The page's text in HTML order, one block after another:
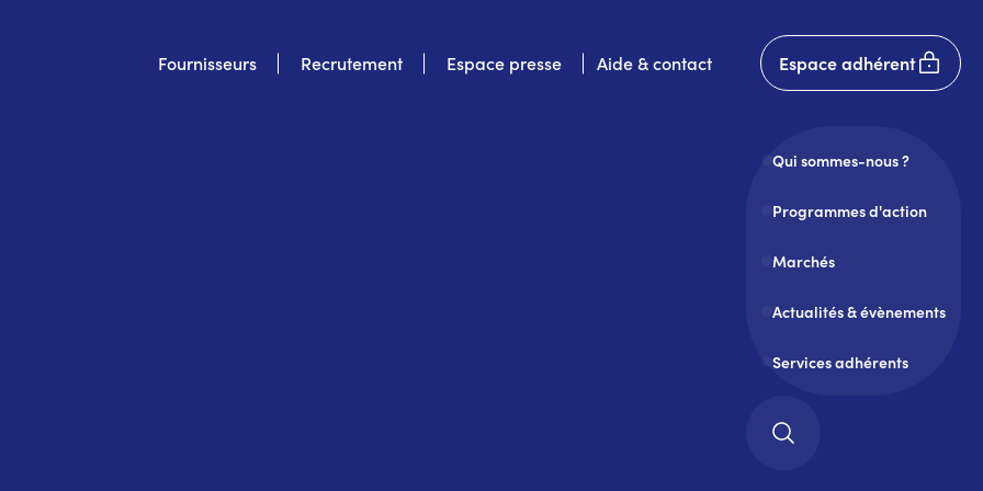
Fournisseurs Recrutement Espace presse Aide & contact
User
account
Espace adhérent
Qui sommes-nous ?
Programmes d'action
Marchés
Actualités & évènements
Services adhérents